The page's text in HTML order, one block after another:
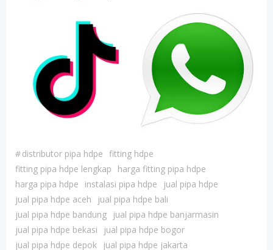
#distributor pipa hdpe fitting hdpe
fitting pipa hdpe lengkap
harga fitting pipa hdpe
harga pipa hdpe
instalasi pipa hdpe
jual pipa hdpe
jual pipa hdpe aceh
jual pipa hdpe bali
jual pipa hdpe bandung
jual pipa hdpe banjarmasin
jual pipa hdpe bekasi
jual pipa hdpe bogor
jual pipa hdpe depok
jual pipa hdpe jakarta